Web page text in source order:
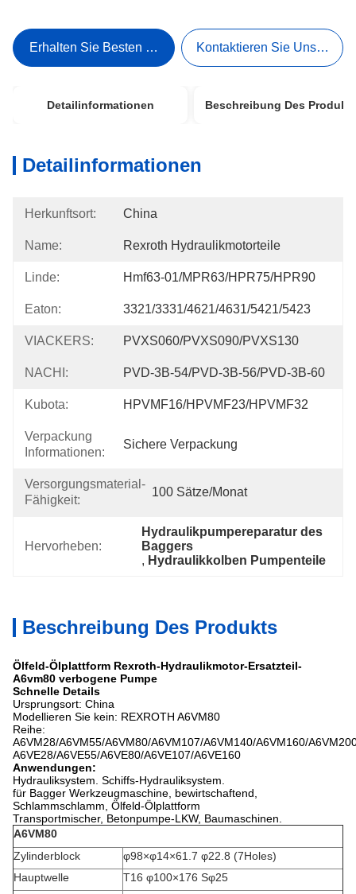
Erhalten Sie Besten Preis Kontaktieren Sie Uns Jetzt
Detailinformationen Beschreibung Des
Detailinformationen
Herkunftsort: China
Name: Rexroth Hydraulikmotorteile
Linde: Hmf63-01/MPR63/HPR75/HPR90
Eaton: 3321/3331/4621/4631/5421/5423
VIACKERS: PVXS060/PVXS090/PVXS130
NACHI: PVD-3B-54/PVD-3B-56/PVD-3B-60
Kubota: HPVMF16/HPVMF23/HPVMF32
Verpackung
Informationen:
Sichere Verpackung
Versorgungsmaterial-
Fähigkeit:
100 Sätze/Monat
Hervorheben:
Hydraulikpumpereparatur des
Baggers
, Hydraulikkolben Pumpenteile
Beschreibung Des Produkts
Ölfeld-Ölplattform Rexroth-Hydraulikmotor-Ersatzteil-
A6vm80 verbogene Pumpe
Schnelle Details
Ursprungsort: China
Modellieren Sie kein: REXROTH A6VM80
Reihe:
A6VM28/A6VM55/A6VM80/A6VM107/A6VM140/A6VM160/
A6VE28/A6VE55/A6VE80/A6VE107/A6VE160
Anwendungen:
Hydrauliksystem. Schiffs-Hydrauliksystem.
für Bagger Werkzeugmaschine, bewirtschaftend,
Schlammschlamm, Ölfeld-Ölplattform
Transportmischer, Betonpumpe-LKW, Baumaschinen.
A6VM80
Zylinderblock
φ98×φ14×61.7 φ22.8 (7Holes)
Hauptwelle
T16 φ100×176 Sφ25